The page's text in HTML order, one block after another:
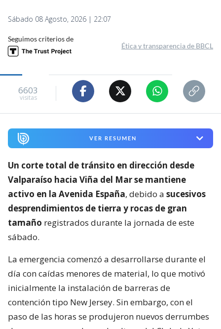
Sábado 08 Agosto, 2026 | 22:07
Seguimos criterios de
Ética y transparencia de BBCL
6603
visitas
VER RESUMEN
Un corte total de tránsito en dirección desde
Valparaíso hacia Viña del Mar se mantiene
activo en la Avenida España, debido a sucesivos
desprendimientos de tierra y rocas de gran
tamaño registrados durante la jornada de este
sábado.
La emergencia comenzó a desarrollarse durante el
día con caídas menores de material, lo que motivó
inicialmente la instalación de barreras de
contención tipo New Jersey. Sin embargo, con el
paso de las horas se produjeron nuevos derrumbes